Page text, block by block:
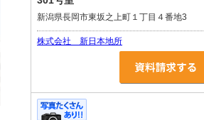
新潟県長岡市東坂之上町１丁目４番地3
株式会社 新日本地所